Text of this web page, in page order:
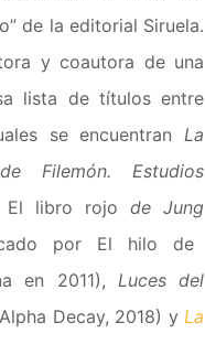
de la editorial Siruela.
y coautora de una
lista de títulos entre
se encuentran La
Filemón. Estudios
El libro rojo de Jung
por El hilo de
en 2011), Luces del
Decay, 2018) y La